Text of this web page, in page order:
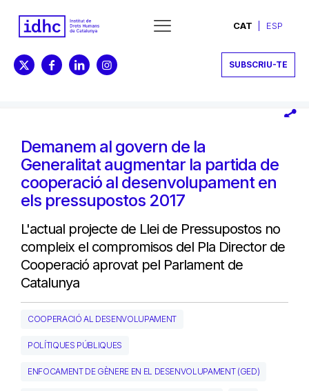
CAT ESP
SUBSCRIU-TE
Demanem al govern de la
Generalitat augmentar la partida de
cooperació al desenvolupament en
els pressupostos 2017
L'actual projecte de Llei de Pressupostos no
compleix el compromisos del Pla Director de
Cooperació aprovat pel Parlament de
Catalunya
COOPERACIÓ AL DESENVOLUPAMENT
POLÍTIQUES PÚBLIQUES
ENFOCAMENT DE GÈNERE EN EL DESENVOLUPAMENT (GED)